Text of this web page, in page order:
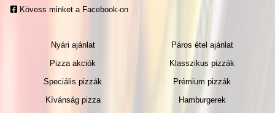
Kövess minket a Facebook-on
Nyári ajánlat
Páros étel ajánlat
Pizza akciók
Klasszikus pizzák
Speciális pizzák
Prémium pizzák
Kívánság pizza
Hamburgerek